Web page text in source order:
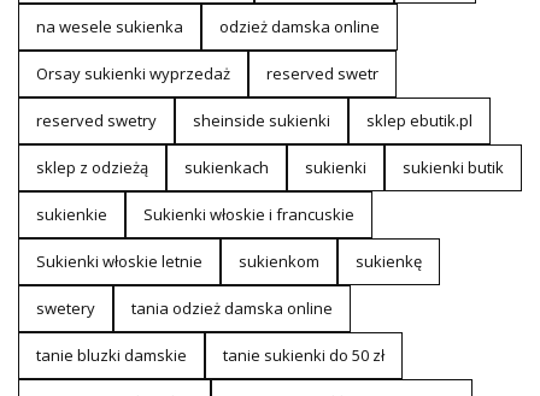
na wesele sukienka odzież damska online
Orsay sukienki wyprzedaż reserved swetr
reserved swetry sheinside sukienki sklep ebutik.pl
sklep z odzieżą sukienkach sukienki sukienki butik
sukienkie Sukienki włoskie i francuskie
Sukienki włoskie letnie sukienkom sukienkę
swetery tania odzież damska online
tanie bluzki damskie tanie sukienki do 50 zł